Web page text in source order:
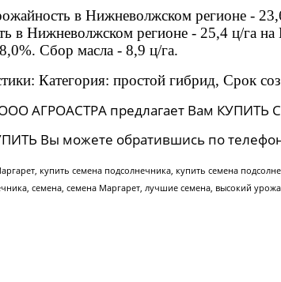
в Нижневолжском регионе -
в Нижневолжском регионе - 25,4 ц/га
Сбор масла - 8,9 ц/га.
Категория: простой гибрид, Срок
АГРОАСТРА предлагает Вам КУПИТЬ
Вы можете обратившись по
, купить семена подсолнечника, купить семена
семена, семена Маргарет , лучшие семена, высокий